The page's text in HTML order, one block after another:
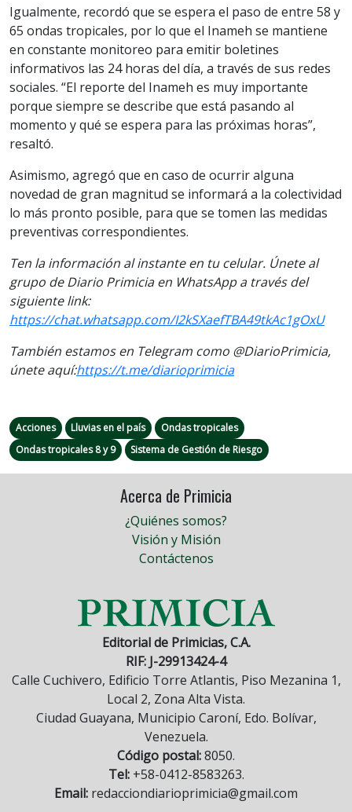
Igualmente, recordó que se espera el paso de entre 58 y
65 ondas tropicales, por lo que el Inameh se mantiene
en constante monitoreo para emitir boletines
informativos las 24 horas del día, a través de sus redes
sociales. “El reporte del Inameh es muy importante
porque siempre se describe que está pasando al
momento y qué se espera para las próximas horas”,
resaltó.
Asimismo, agregó que en caso de ocurrir alguna
novedad de gran magnitud se informará a la colectividad
lo más pronto posible, para que se tomen las medidas
preventivas correspondientes.
Ten la información al instante en tu celular. Únete al
grupo de Diario Primicia en WhatsApp a través del
siguiente link:
https://chat.whatsapp.com/I2kSXaefTBA49tkAc1gOxU
También estamos en Telegram como @DiarioPrimicia,
únete aquí:https://t.me/diarioprimicia
Acciones Lluvias en el país
Ondas tropicales
Ondas tropicales 8 y 9
Sistema de Gestión de Riesgo
Acerca de Primicia
¿Quiénes somos?
Visión y Misión
Contáctenos
Editorial de Primicias, C.A.
RIF: J-29913424-4
Calle Cuchivero, Edificio Torre Atlantis, Piso Mezanina 1,
Local 2, Zona Alta Vista.
Ciudad Guayana, Municipio Caroní, Edo. Bolívar,
Venezuela.
Código postal:8050.
Tel:+58-0412-8583263.
Email: redacciondiarioprimicia@gmail.com